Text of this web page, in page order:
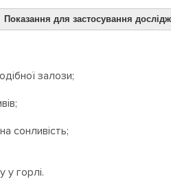
Показання для застосування
залози;
сонливість;
у горлі.